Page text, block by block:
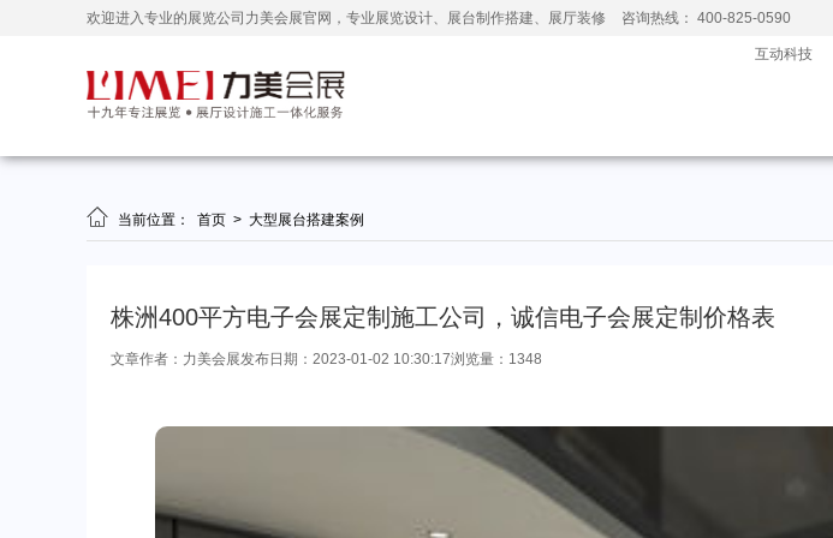
欢迎进入专业的展览公司力美会展官网，专业展览设计、展台制作搭建、展厅装修 咨询热线： 400-825-0590
互动科技
 当前位置： 首页 > 大型展台搭建案例
株洲400平方电子会展定制施工公司，诚信电子会展定制价格表
文章作者：力美会展发布日期：2023-01-02 10:30:17浏览量：1348